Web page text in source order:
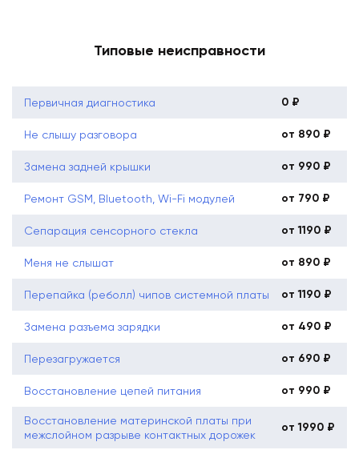
Типовые неисправности
Первичная диагностика 0 ₽
Не слышу разговора от 890 ₽
Замена задней крышки от 990 ₽
Ремонт GSM, Bluetooth, Wi-Fi модулей от 790 ₽
Сепарация сенсорного стекла от 1190 ₽
Меня не слышат от 890 ₽
Перепайка (реболл) чипов системной платы от 1190 ₽
Замена разъема зарядки от 490 ₽
Перезагружается от 690 ₽
Восстановление цепей питания от 990 ₽
Восстановление материнской платы при
межслойном разрыве контактных дорожек
от 1990 ₽